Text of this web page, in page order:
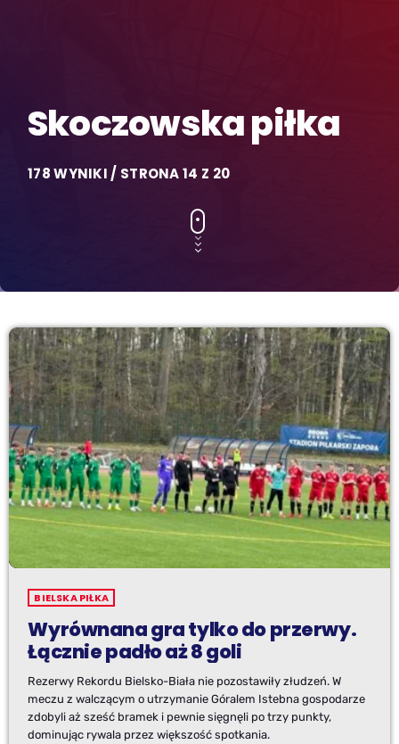
Skoczowska piłka
178 WYNIKI / STRONA 14 Z 20
BIELSKA PIŁKA
Wyrównana gra tylko do przerwy.
Łącznie padło aż 8 goli
Rezerwy Rekordu Bielsko-Biała nie pozostawiły złudzeń. W
meczu z walczącym o utrzymanie Góralem Istebna gospodarze
zdobyli aż sześć bramek i pewnie sięgnęli po trzy punkty,
dominując rywala przez większość spotkania.